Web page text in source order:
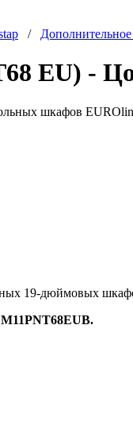
/
EU) -
19-дюймовых
M11PNT68EUB.